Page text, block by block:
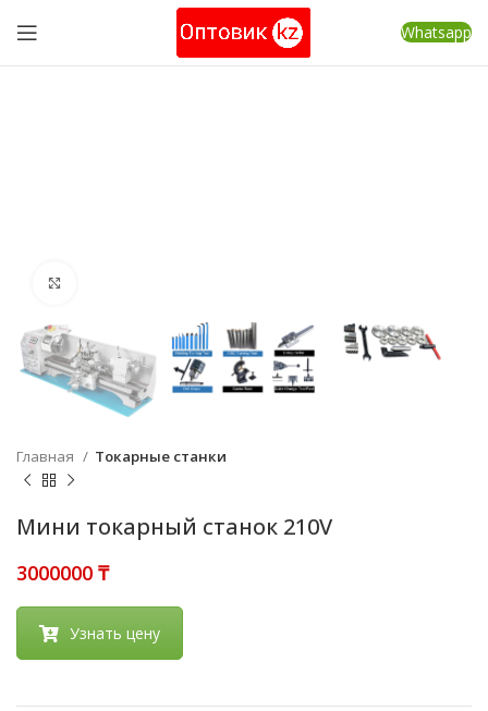
Whatsapp
Главная Токарные станки
Мини токарный станок 210V
₸
Узнать цену